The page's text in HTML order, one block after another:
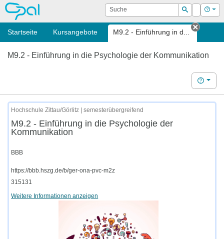
OPAL Suche
Suchen
Login Hilfe
Startseite Kursangebote M9.2 - Einführung in d...
Tab
M9.2 - Einführung in die Psychologie der Kommunikation
Hilfe
Hochschule Zittau/Görlitz | semesterübergreifend
M9.2 - Einführung in die Psychologie der
Kommunikation
BBB
https://bbb.hszg.de/b/ger-ona-pvc-m2z
315131
Weitere Informationen anzeigen